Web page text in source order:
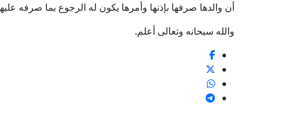
أن والدها صرفها بإذنها وأمرها يكون له الرجوع بما صرفه
والله سبحانه وتعالى أعلم.